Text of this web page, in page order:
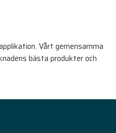
Vårt gemensamma
bästa produkter och